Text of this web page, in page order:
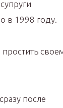
в 1998 году.
после